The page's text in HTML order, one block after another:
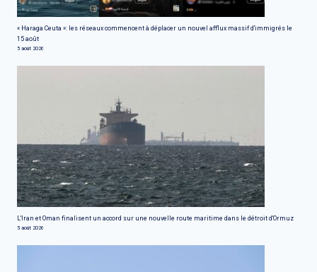
« Haraga Ceuta »: les réseaux commencent à déplacer un nouvel afflux massif d'immigrés le
15 août
5 août 2026
L'Iran et Oman finalisent un accord sur une nouvelle route maritime dans le détroit d'Ormuz
5 août 2026